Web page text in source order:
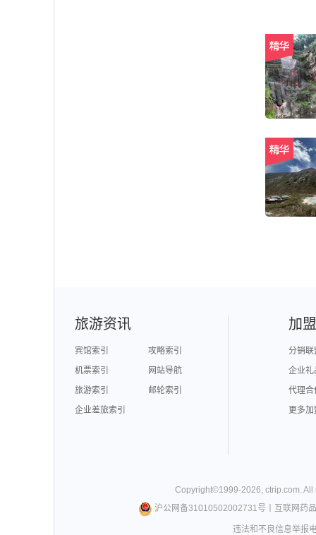
旅游资讯
宾馆索引
攻略索引
机票索引
网站导航
旅游索引
邮轮索引
企业差旅索引
加
分销联
企业礼
代理合
更多
Copyright©1999-2026,ctrip.com.
沪公网备31010502002731号
互联网药
违法和不良信息举报